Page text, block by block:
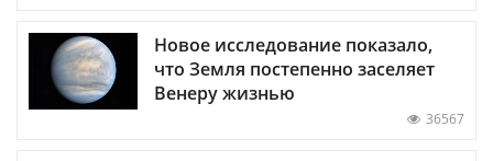
Новое исследование показало,
что Земля постепенно заселяет
Венеру жизнью
36567